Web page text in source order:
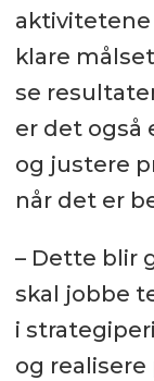
aktivitetene
klare
se
er det også
og justere
når det er
– Dette blir
skal jobbe
i
og